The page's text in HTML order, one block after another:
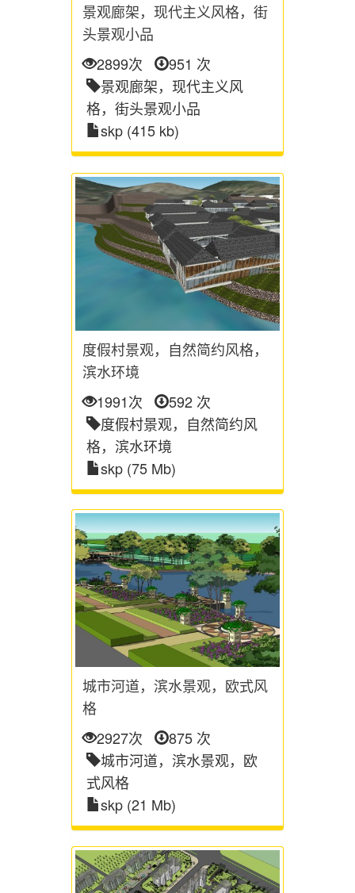
景观廊架，现代主义风格，街
头景观小品
2899次
951 次
景观廊架，现代主义风
格，街头景观小品
skp (415 kb)
度假村景观，自然简约风格，
滨水环境
1991次
592 次
度假村景观，自然简约风
格，滨水环境
skp (75 Mb)
城市河道，滨水景观，欧式风
格
2927次
875 次
城市河道，滨水景观，欧
式风格
skp (21 Mb)